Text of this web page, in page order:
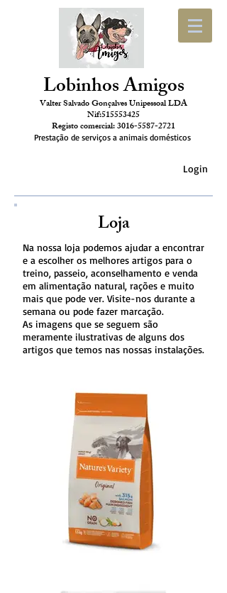
Lobinhos Amigos
Valter Salvado Gonçalves Unipessoal LDA
Nif:515553425
Registo comercial:3016-5587-2721
Prestação de serviços a animais domésticos
Login
Loja
Na nossa loja podemos ajudar a encontrar
e a escolher os melhores artigos para o
treino, passeio, aconselhamento e venda
em alimentação natural, rações e muito
mais que pode ver. Visite-nos durante a
semana ou pode fazer marcação.
As imagens que se seguem são
meramente ilustrativas de alguns dos
artigos que temos nas nossas instalações.